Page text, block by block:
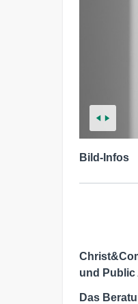
Bild-Infos
und Public
Das